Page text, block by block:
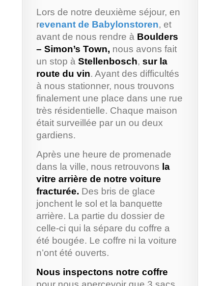
Lors de notre deuxième séjour, en
revenant de Babylonstoren, et
avant de nous rendre à Boulders
– Simon’s Town, nous avons fait
un stop à Stellenbosch, sur la
route du vin. Ayant des difficultés
à nous stationner, nous trouvons
finalement une place dans une rue
très résidentielle. Chaque maison
était surveillée par un ou deux
gardiens.
Après une heure de promenade
dans la ville, nous retrouvons la
vitre arrière de notre voiture
fracturée. Des bris de glace
jonchent le sol et la banquette
arrière. La partie du dossier de
celle-ci qui la sépare du coffre a
été bougée. Le coffre ni la voiture
n’ont été ouverts.
Nous inspectons notre coffre